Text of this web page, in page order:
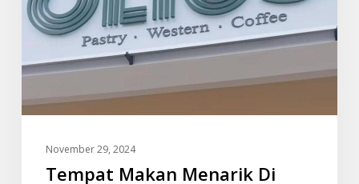
Buloh
(Olios)
November 29, 2024
Tempat Makan Menarik Di